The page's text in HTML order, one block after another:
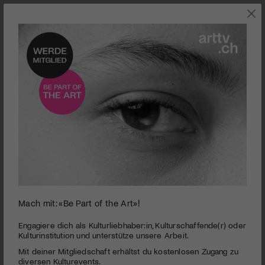
THEATER
seconds
minutes,
Kleintheater Luzern | King Lori #Instagration
Raum für Geschichten, Erfahrungen und Fragestellungen rund
Mach mit: «Be Part of the Art»!
Engagiere dich als Kulturliebhaber:in, Kulturschaffende(r) oder
Kulturinstitution und unterstütze unsere Arbeit.
Mit deiner Mitgliedschaft erhältst du kostenlosen Zugang zu
diversen Kulturevents.